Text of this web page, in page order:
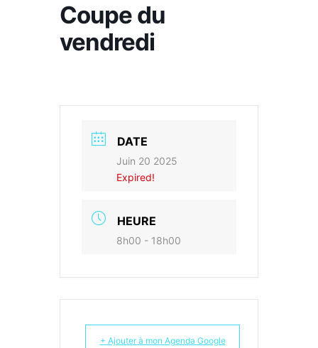
Coupe du
vendredi
DATE
Juin 20 2025
Expired!
HEURE
8h00 - 18h00
+ Ajouter à mon Agenda Google